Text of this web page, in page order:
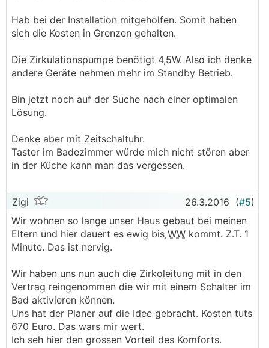
Hab bei der Installation mitgeholfen. Somit haben
sich die Kosten in Grenzen gehalten.
Die Zirkulationspumpe benötigt 4,5W. Also ich denke
andere Geräte nehmen mehr im Standby Betrieb.
Bin jetzt noch auf der Suche nach einer optimalen
Lösung.
Denke aber mit Zeitschaltuhr.
Taster im Badezimmer würde mich nicht stören aber
in der Küche kann man das vergessen.
Zigi 26.3.2016 (#5)
Wir wohnen so lange unser Haus gebaut bei meinen
Eltern und hier dauert es ewig bis WW kommt. Z.T. 1
Minute. Das ist nervig.
Wir haben uns nun auch die Zirkoleitung mit in den
Vertrag reingenommen die wir mit einem Schalter im
Bad aktivieren können.
Uns hat der Planer auf die Idee gebracht. Kosten tuts
670 Euro. Das wars mir wert.
Ich seh hier den grossen Vorteil des Komforts.